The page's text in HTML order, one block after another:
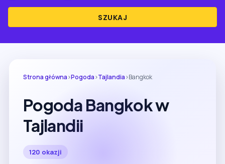
SZUKAJ
Strona główna›Pogoda›Tajlandia›Bangkok
Pogoda Bangkok w
Tajlandii
120 okazji